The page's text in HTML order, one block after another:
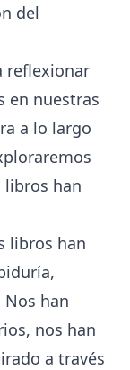
del
reflexionar
en nuestras
a lo largo
libros han
libros han
han
nos han
a través